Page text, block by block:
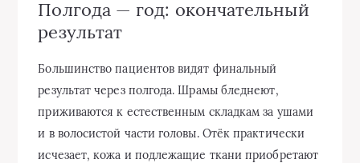
Полгода — год: окончательный
результат
Большинство пациентов видят финальный
результат через полгода. Шрамы бледнеют,
приживаются к естественным складкам за ушами
и в волосистой части головы. Отёк практически
исчезает, кожа и подлежащие ткани приобретают